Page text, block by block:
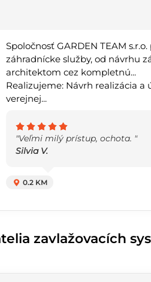
Spoločnosť GARDEN TEAM
záhradnícke služby, od návrhu
architektom cez kompletnú...
Realizujeme: Návrh realizácia a
verejnej...
"Veľmi milý prístup, ochota. "
Silvia V.
0.2 KM
zavlažovacích